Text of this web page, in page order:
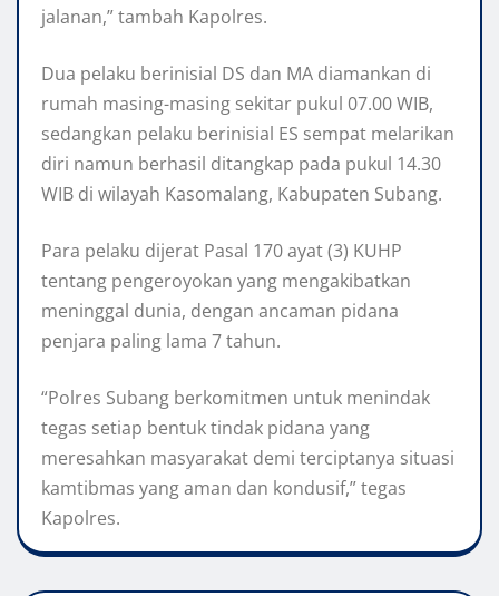
jalanan,” tambah Kapolres.
Dua pelaku berinisial DS dan MA diamankan di
rumah masing-masing sekitar pukul 07.00 WIB,
sedangkan pelaku berinisial ES sempat melarikan
diri namun berhasil ditangkap pada pukul 14.30
WIB di wilayah Kasomalang, Kabupaten Subang.
Para pelaku dijerat Pasal 170 ayat (3) KUHP
tentang pengeroyokan yang mengakibatkan
meninggal dunia, dengan ancaman pidana
penjara paling lama 7 tahun.
“Polres Subang berkomitmen untuk menindak
tegas setiap bentuk tindak pidana yang
meresahkan masyarakat demi terciptanya situasi
kamtibmas yang aman dan kondusif,” tegas
Kapolres.